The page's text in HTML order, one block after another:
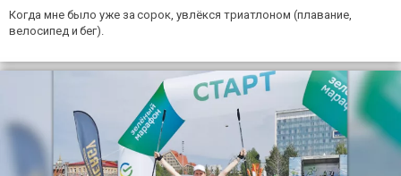
Когда мне было уже за сорок, увлёкся триатлоном (плавание,
велосипед и бег).